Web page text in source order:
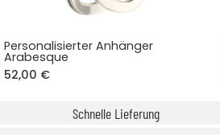
Personalisierter Anhänger
Arabesque
52,00 €
Schnelle Lieferung